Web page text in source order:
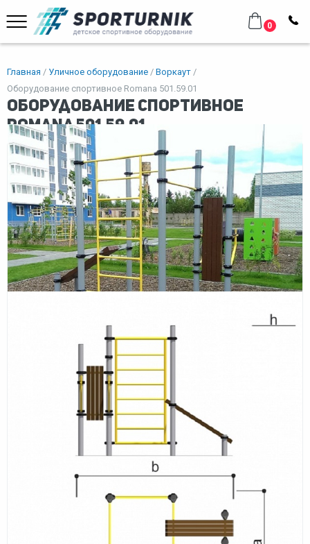
0
Главная Уличное оборудование
Воркаут
Оборудование спортивное Romana 501.59.01
Оборудование спортивное
Romana 501.59.01